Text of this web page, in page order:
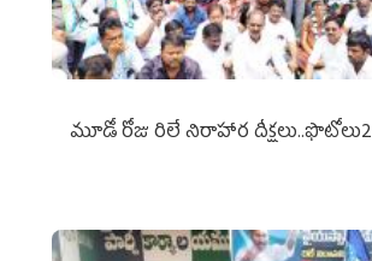
మూడో రోజు రిలే నిరాహార దీక్షలు..ఫొటోలు2